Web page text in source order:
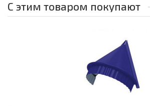
С этим товаром покупают